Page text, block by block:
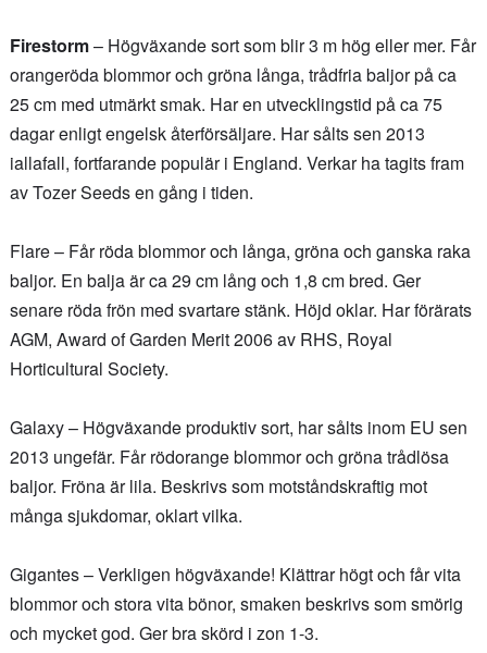
Firestorm– Högväxande sort som blir 3 m hög eller mer. Får
orangeröda blommor och gröna långa, trådfria baljor på ca
25 cm med utmärkt smak. Har en utvecklingstid på ca 75
dagar enligt engelsk återförsäljare. Har sålts sen 2013
iallafall, fortfarande populär i England. Verkar ha tagits fram
av Tozer Seeds en gång i tiden.
Flare – Får röda blommor och långa, gröna och ganska raka
baljor. En balja är ca 29 cm lång och 1,8 cm bred. Ger
senare röda frön med svartare stänk. Höjd oklar. Har förärats
AGM, Award of Garden Merit 2006 av RHS, Royal
Horticultural Society.
Galaxy – Högväxande produktiv sort, har sålts inom EU sen
2013 ungefär. Får rödorange blommor och gröna trådlösa
baljor. Fröna är lila. Beskrivs som motståndskraftig mot
många sjukdomar, oklart vilka.
Gigantes – Verkligen högväxande! Klättrar högt och får vita
blommor och stora vita bönor, smaken beskrivs som smörig
och mycket god. Ger bra skörd i zon 1-3.